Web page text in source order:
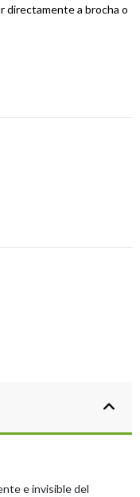
directamente a brocha o
e invisible del